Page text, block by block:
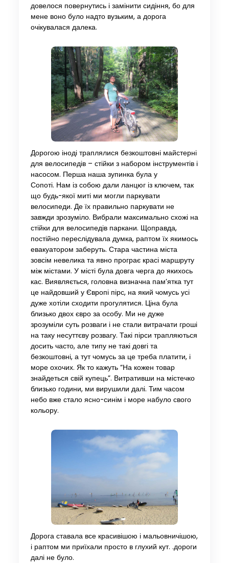
довелося повернутись і замінити сидіння, бо для
мене воно було надто вузьким, а дорога
очікувалася далека.
Дорогою іноді траплялися безкоштовні майстерні
для велосипедів – стійки з набором інструментів і
насосом. Перша наша зупинка була у
Сопоті. Нам із собою дали ланцюг із ключем, так
що будь-якої миті ми могли паркувати
велосипеди. Де їх правильно паркувати не
завжди зрозуміло. Вибрали максимально схожі на
стійки для велосипедів паркани. Щоправда,
постійно переслідувала думка, раптом їх якимось
евакуатором заберуть. Стара частина міста
зовсім невелика та явно програє красі маршруту
між містами. У місті була довга черга до якихось
кас. Виявляється, головна визначна пам’ятка тут
це найдовший у Європі пірс, на який чомусь усі
дуже хотіли сходити прогулятися. Ціна була
близько двох євро за особу. Ми не дуже
зрозуміли суть розваги і не стали витрачати гроші
на таку несуттєву розвагу. Такі пірси трапляються
досить часто, але типу не такі довгі та
безкоштовні, а тут чомусь за це треба платити, і
море охочих. Як то кажуть “На кожен товар
знайдеться свій купець”. Витративши на містечко
близько години, ми вирушили далі. Тим часом
небо вже стало ясно-синім і море набуло свого
кольору.
Дорога ставала все красивішою і мальовничішою,
і раптом ми приїхали просто в глухий кут. .дороги
далі не було.